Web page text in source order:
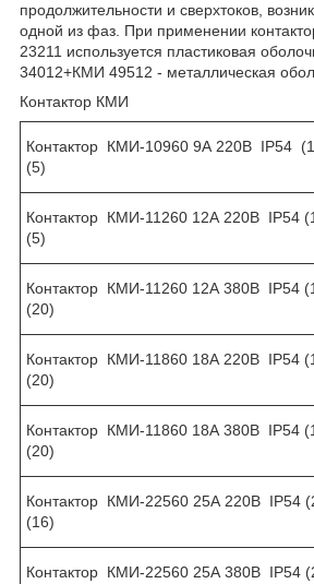
продолжительности и сверхтоков,
одной из фаз. При применении
23211 используется пластиковая
34012+КМИ 49512 - металлическая
Контактор КМИ
Контактор КМИ-10960 9А 220В IP54
(5)
Контактор КМИ-11260 12А 220В IP54
(5)
Контактор КМИ-11260 12А 380В IP54
(20)
Контактор КМИ-11860 18А 220В IP54
(20)
Контактор КМИ-11860 18А 380В IP54
(20)
Контактор КМИ-22560 25А 220В IP54
(16)
Контактор КМИ-22560 25А 380В IP54